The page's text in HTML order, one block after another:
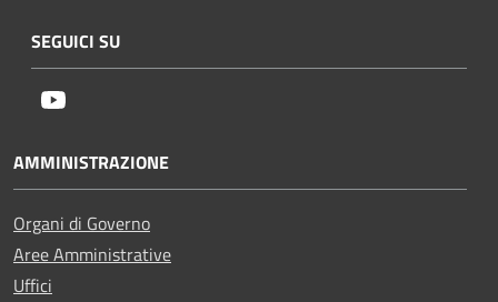
SEGUICI SU
AMMINISTRAZIONE
Organi di Governo
Aree Amministrative
Uffici